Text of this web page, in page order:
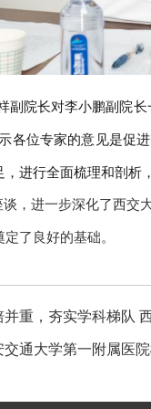
院长对李小鹏副院长一
各位专家的意见是促
进行全面梳理和剖析
进一步深化了西交大
了良好的基础。
并重，夯实学科梯队
交通大学第一附属医